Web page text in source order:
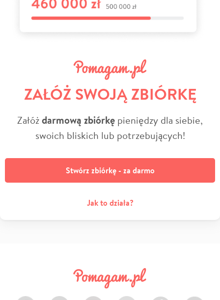
ZAŁÓŻ SWOJĄ ZBIÓRKĘ
Załóżdarmową zbiórkę pieniędzy dla siebie,
swoich bliskich lub potrzebujących!
Stwórz zbiórkę - za darmo
Jak to działa?